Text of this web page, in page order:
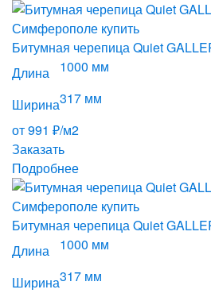
Битумная черепица Quiet
Длина
1000 мм
Ширина317 мм
от 991 ₽/м2
Заказать
Подробнее
Битумная черепица Quiet
Длина
1000 мм
Ширина317 мм